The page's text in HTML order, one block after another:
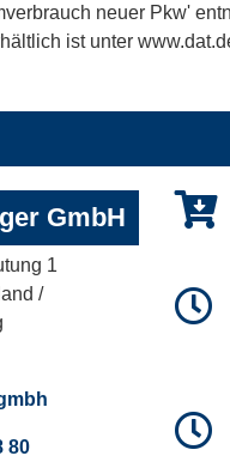
neuer Pkw'
ist unter
GmbH
1
/
80